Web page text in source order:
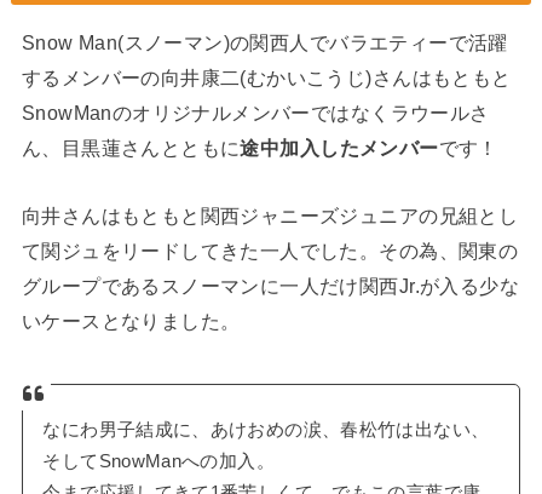
Snow Man(スノーマン)の関西人でバラエティーで活躍
するメンバーの向井康二(むかいこうじ)さんはもともと
SnowManのオリジナルメンバーではなくラウールさ
ん、目黒蓮さんとともに途中加入したメンバーです！
向井さんはもともと関西ジャニーズジュニアの兄組とし
て関ジュをリードしてきた一人でした。その為、関東の
グループであるスノーマンに一人だけ関西Jr.が入る少な
いケースとなりました。
なにわ男子結成に、あけおめの涙、春松竹は出ない、
そしてSnowManへの加入。